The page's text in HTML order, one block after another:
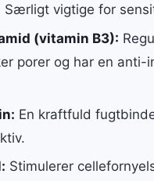
Særligt vigtige for
(vitamin B3):
porer og har en anti-
En kraftfuld
Stimulerer